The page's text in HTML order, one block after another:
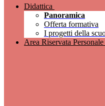
Didattica
Panoramica
Offerta formativa
I progetti della
Area Riservata